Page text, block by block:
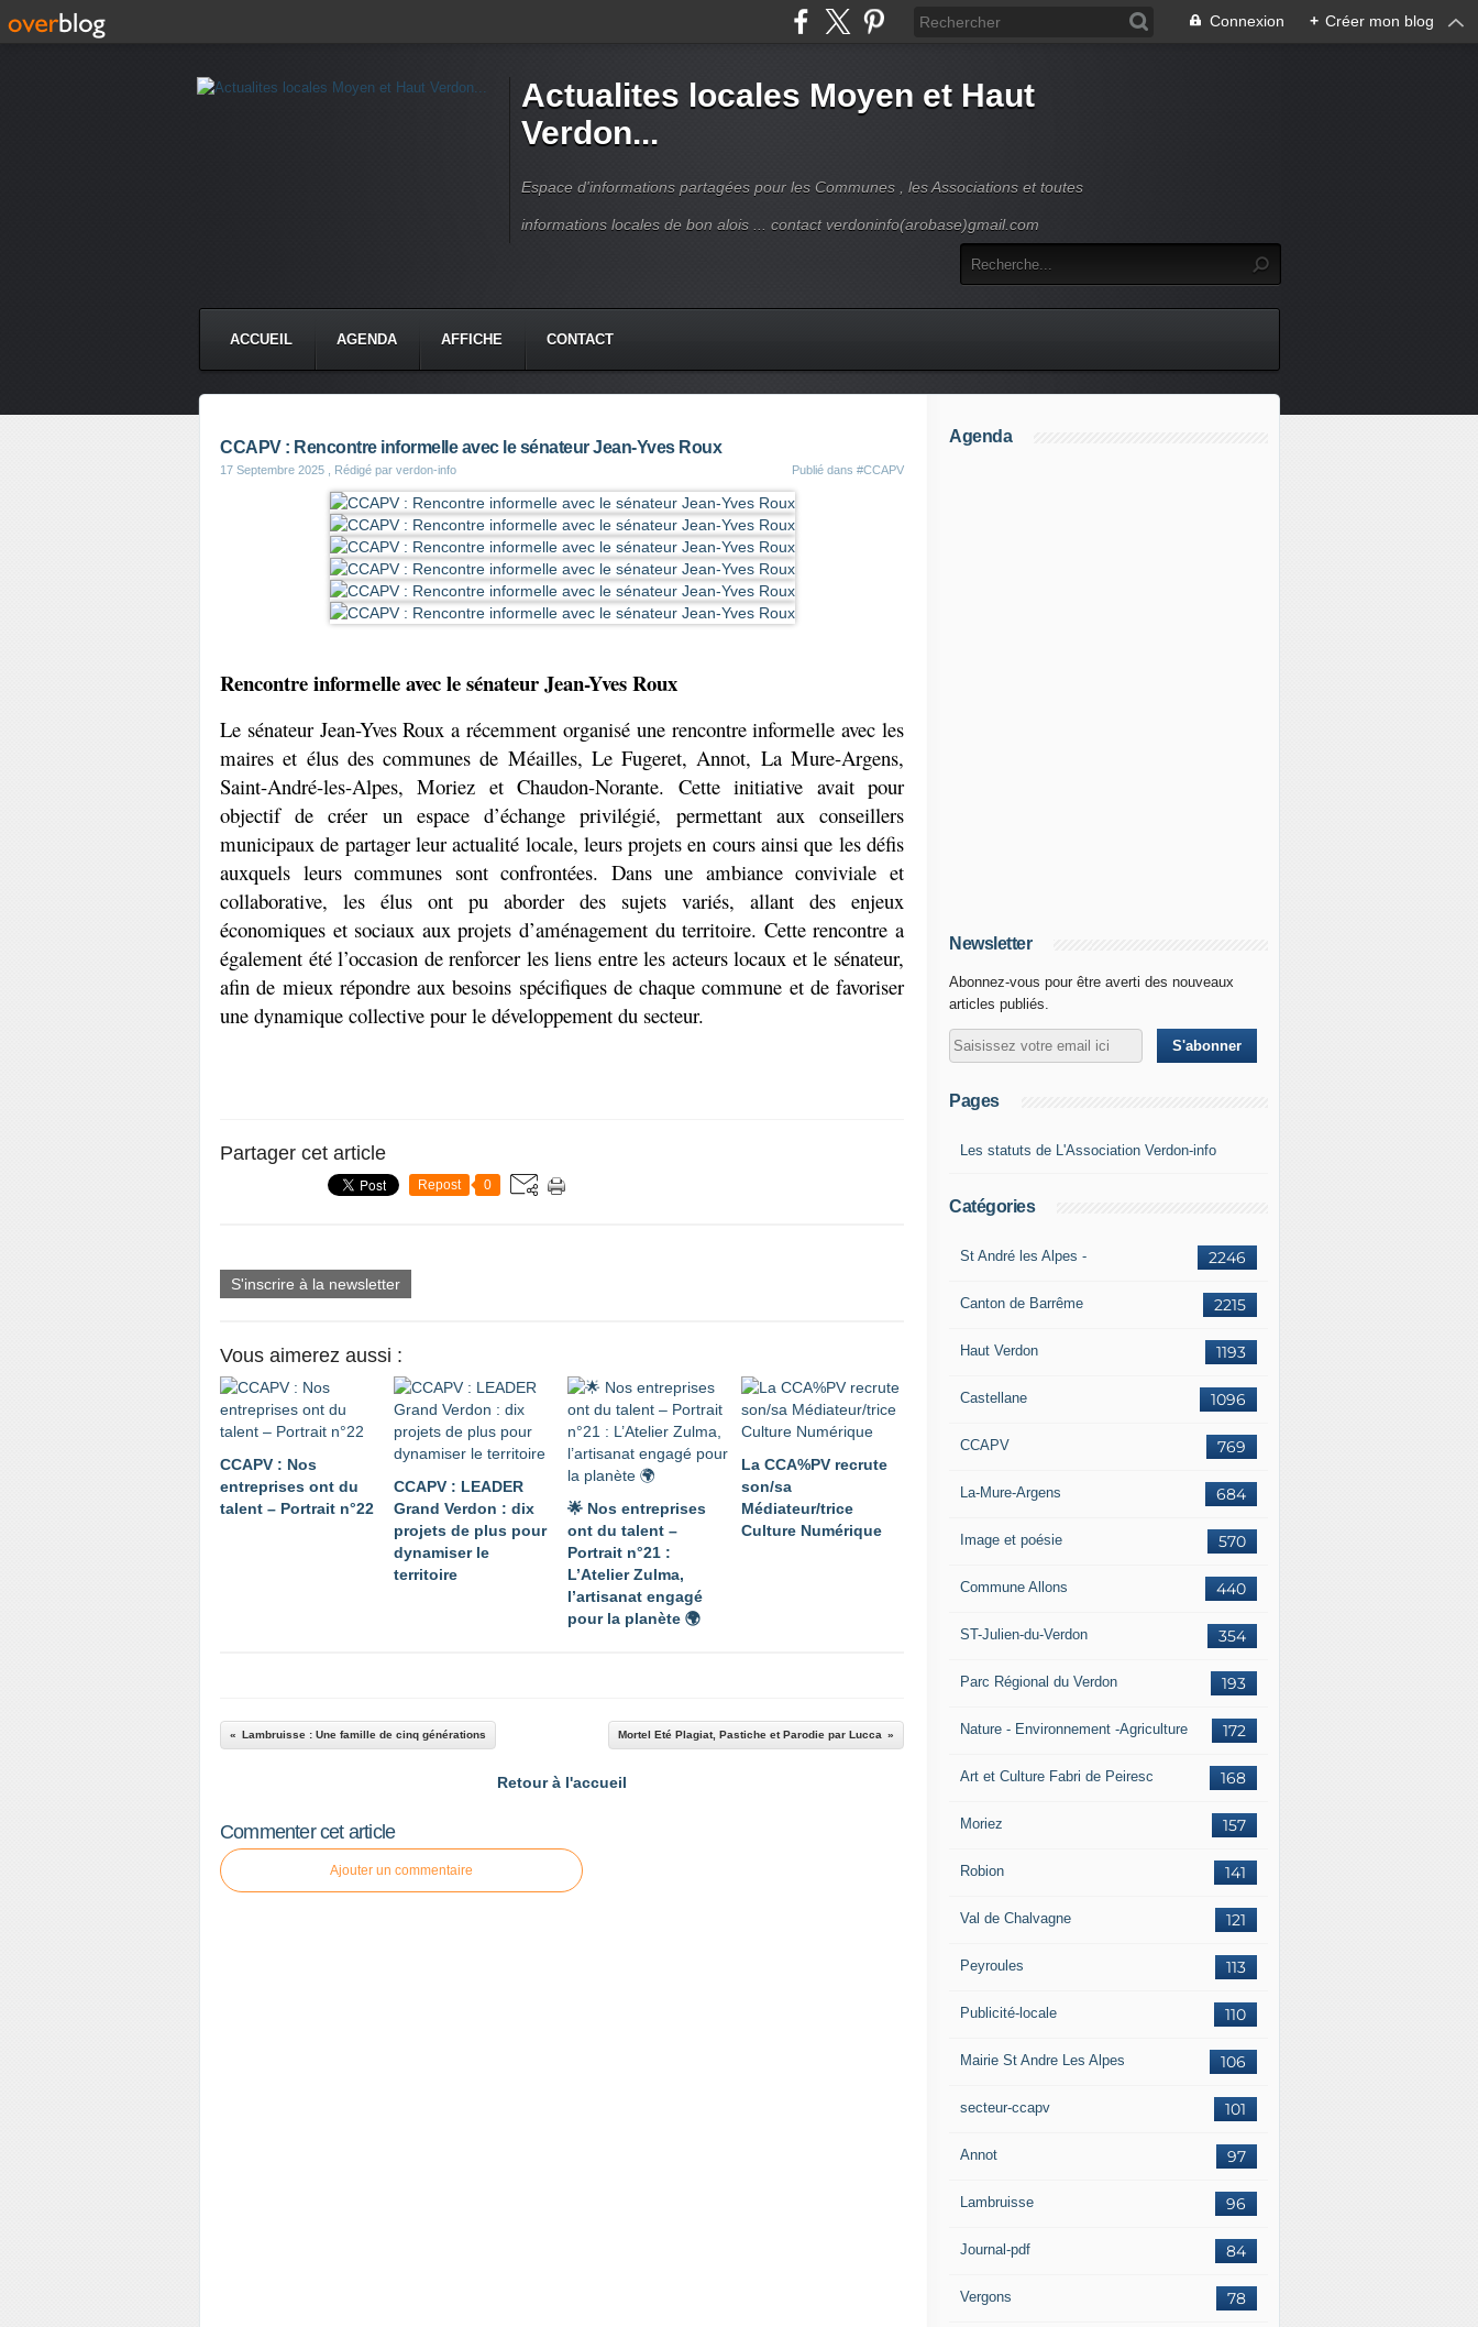
Connexion + Créer mon blog
Actualites locales Moyen et Haut
Verdon...
Espace d'informations partagées pour les Communes , les Associations et toutes
informations locales de bon alois ... contact verdoninfo(arobase)gmail.com
ACCUEIL AGENDA AFFICHE CONTACT
CCAPV : Rencontre informelle avec le sénateur Jean-Yves Roux
17 Septembre 2025 , Rédigé par verdon-info Publié dans #CCAPV
Rencontre informelle avec le sénateur Jean-Yves Roux
Le sénateur Jean-Yves Roux a récemment organisé une rencontre informelle avec les
maires et élus des communes de Méailles, Le Fugeret, Annot, La Mure-Argens,
Saint-André-les-Alpes, Moriez et Chaudon-Norante. Cette initiative avait pour
objectif de créer un espace d’échange privilégié, permettant aux conseillers
municipaux de partager leur actualité locale, leurs projets en cours ainsi que les défis
auxquels leurs communes sont confrontées. Dans une ambiance conviviale et
collaborative, les élus ont pu aborder des sujets variés, allant des enjeux
économiques et sociaux aux projets d’aménagement du territoire. Cette rencontre a
également été l’occasion de renforcer les liens entre les acteurs locaux et le sénateur,
afin de mieux répondre aux besoins spécifiques de chaque commune et de favoriser
une dynamique collective pour le développement du secteur.
Partager cet article
Repost 0
S'inscrire à la newsletter
Vous aimerez aussi :
CCAPV : Nos
entreprises ont du
talent – Portrait n°22
CCAPV : LEADER
Grand Verdon : dix
projets de plus pour
dynamiser le
territoire
🌟 Nos entreprises
ont du talent –
Portrait n°21 :
L’Atelier Zulma,
l’artisanat engagé
pour la planète 🌍
La CCA%PV recrute
son/sa
Médiateur/trice
Culture Numérique
Lambruisse : Une famille de cinq générations Mortel Eté Plagiat, Pastiche et Parodie par Lucca
Retour à l'accueil
Commenter cet article
Ajouter un commentaire
Agenda
Newsletter
Abonnez-vous pour être averti des nouveaux
articles publiés.
Pages
Les statuts de L'Association Verdon-info
Catégories
2246
St André les Alpes -
2215
Canton de Barrême
1193
Haut Verdon
1096
Castellane
769
CCAPV
684
La-Mure-Argens
570
Image et poésie
440
Commune Allons
354
ST-Julien-du-Verdon
193
Parc Régional du Verdon
172
Nature - Environnement -Agriculture
168
Art et Culture Fabri de Peiresc
157
Moriez
141
Robion
121
Val de Chalvagne
113
Peyroules
110
Publicité-locale
106
Mairie St Andre Les Alpes
101
secteur-ccapv
97
Annot
96
Lambruisse
84
Journal-pdf
78
Vergons